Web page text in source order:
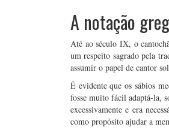
A notação
Até ao século IX, o
um respeito sagrado pela
assumir o papel de cantor
É evidente que os sábios
fosse muito fácil adaptá-la,
excessivamente e era
como propósito ajudar a